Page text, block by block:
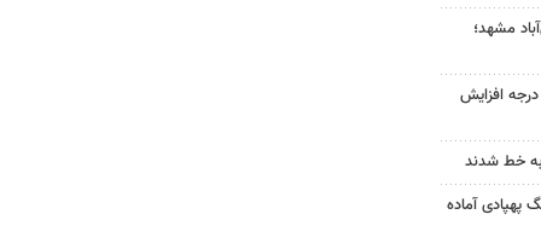
مشهد؛
هوا در خراسان رضوی ۴ درجه افزایش
به خط شدند
پهپادی آماده